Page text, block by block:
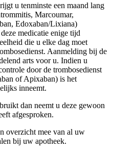
u tenminste een maand lang
Marcoumar,
Edoxaban/Lixiana)
medicatie enige tijd
die u elke dag moet
Aanmelding bij de
arts voor u. Indien u
door de trombosedienst
of Apixaban) is het
inneemt.
dan neemt u deze gewoon
afgesproken.
overzicht mee van al uw
bij uw apotheek.